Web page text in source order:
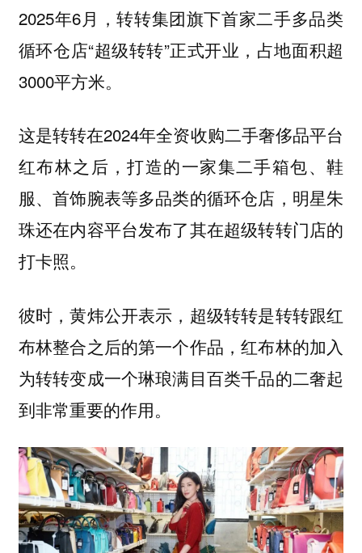
2025年6月，转转集团旗下首家二手多品类
循环仓店“超级转转”正式开业，占地面积超
3000平方米。
这是转转在2024年全资收购二手奢侈品平台
红布林之后，打造的一家集二手箱包、鞋
服、首饰腕表等多品类的循环仓店，明星朱
珠还在内容平台发布了其在超级转转门店的
打卡照。
彼时，黄炜公开表示，超级转转是转转跟红
布林整合之后的第一个作品，红布林的加入
为转转变成一个琳琅满目百类千品的二奢起
到非常重要的作用。